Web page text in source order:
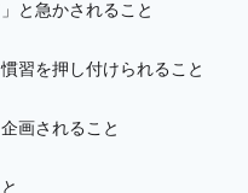
と急かされること
習を押し付けられること
画されること